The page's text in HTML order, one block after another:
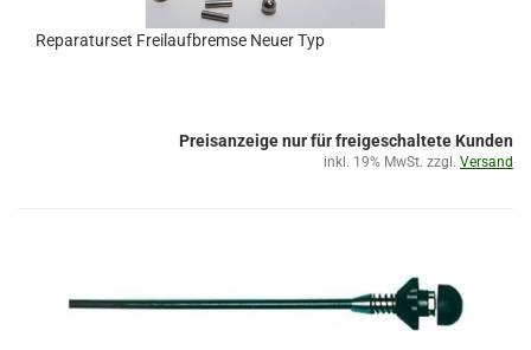
Reparaturset Freilaufbremse Neuer Typ
Preisanzeige nur für freigeschaltete Kunden
inkl. 19% MwSt. zzgl. Versand